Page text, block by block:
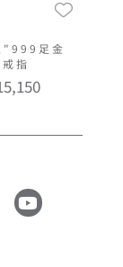
"999足金
指